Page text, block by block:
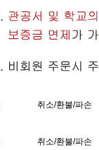
취소/환불/파손
취소/환불/파손